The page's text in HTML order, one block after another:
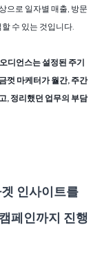
으로 일자별 매출, 방문
수 있는 것입니다.
디언스는 설정된 주기
껏 마케터가 월간, 주간
, 정리했던 업무의 부담
인사이트를
페인까지 진행